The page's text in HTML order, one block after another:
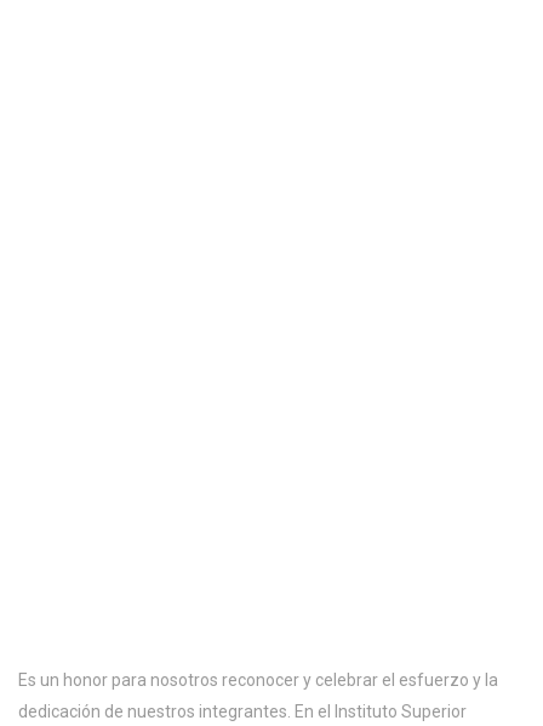
Es un honor para nosotros reconocer y celebrar el esfuerzo y la
dedicación de nuestros integrantes. En el Instituto Superior